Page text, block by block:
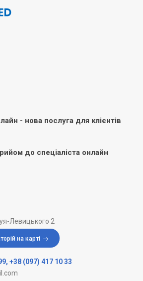
- нова послуга для клієнтів
до спеціаліста онлайн
Левицького 2
на карті
, +38 (097) 417 10 33